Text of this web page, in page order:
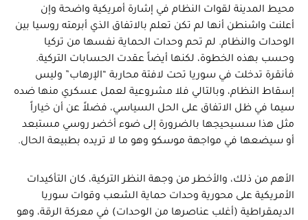
محيط المدينة لقوات النظام في إشارة أمريكية واضحة وإن
أعلنت واشنطن أنها لم تكن تعلم بالاتفاق الذي أبرمته روسيا بين
الوحدات والنظام. لم تحم وحدات الحماية نفسها من تركيا
وحسب بهذه الخطوة، لكنها أيضاً عقدت الحسابات التركية.
فأنقرة تدخلت في سوريا تحت لافتة محاربة “الإرهاب” وليس
إسقاط النظام، وبالتالي فلا مشروعية لعمل عسكري منها ضده
سيما في ظل الاتفاق على الحل السياسي، فضلاً عن أن خياراً
مثل هذا سسيحيجها بالضرورة إلى ضوء أخضر روسي مستبعد
أو سيضعها في مواجهة موسكو وهو ما لا تريده بطبيعة الحال.
الأهم من ذلك، والأخطر من وجهة النظر التركية، كان التأكيدات
الأمريكية على محورية وحدات حماية الشعب وقوات سوريا
الديمقراطية (أغلب عناصرها من الوحدات) في معركة الرقة، وهو